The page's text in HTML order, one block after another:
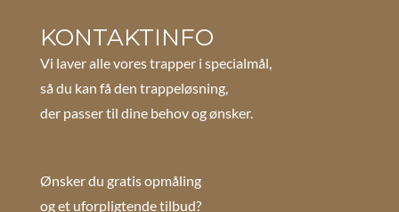
KONTAKTINFO
Vi laver alle vores trapper i specialmål,
så du kan få den trappeløsning,
der passer til dine behov og ønsker.
Ønsker du gratis opmåling
og et uforpligtende tilbud?